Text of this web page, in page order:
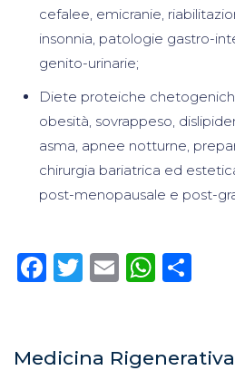
cefalee, emicranie,
insonnia, patologie gastro-
genito-urinarie;
Diete proteiche
obesità, sovrappeso,
asma, apnee notturne,
chirurgia bariatrica ed
post-menopausale e post-
Facebook
Twitter
Email
Medicina Rigenerativa